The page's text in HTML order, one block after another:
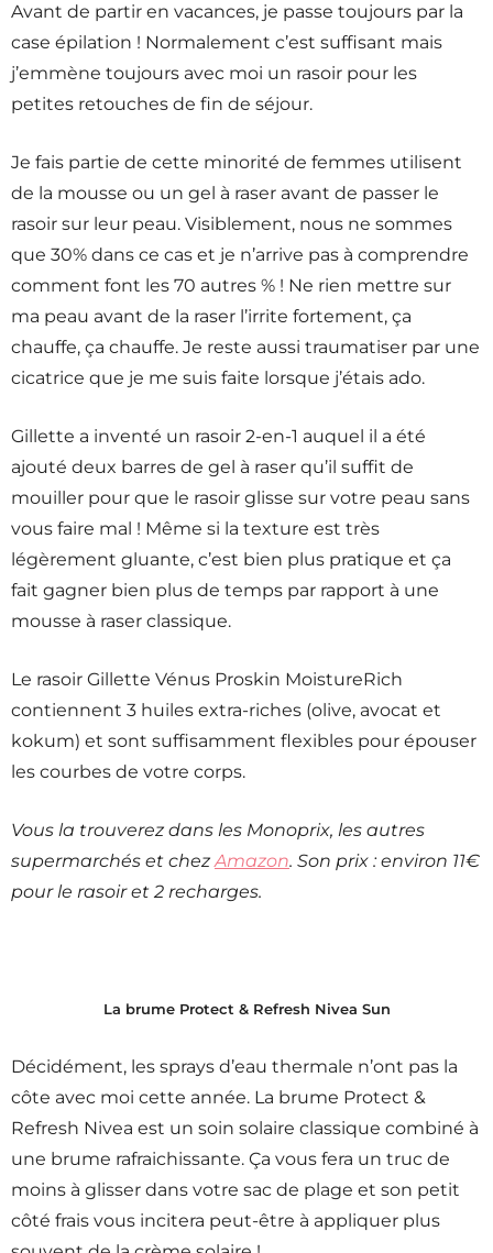
Avant de partir en vacances, je passe toujours par la
case épilation ! Normalement c’est suffisant mais
j’emmène toujours avec moi un rasoir pour les
petites retouches de fin de séjour.
Je fais partie de cette minorité de femmes utilisent
de la mousse ou un gel à raser avant de passer le
rasoir sur leur peau. Visiblement, nous ne sommes
que 30% dans ce cas et je n’arrive pas à comprendre
comment font les 70 autres % ! Ne rien mettre sur
ma peau avant de la raser l’irrite fortement, ça
chauffe, ça chauffe. Je reste aussi traumatiser par une
cicatrice que je me suis faite lorsque j’étais ado.
Gillette a inventé un rasoir 2-en-1 auquel il a été
ajouté deux barres de gel à raser qu’il suffit de
mouiller pour que le rasoir glisse sur votre peau sans
vous faire mal ! Même si la texture est très
légèrement gluante, c’est bien plus pratique et ça
fait gagner bien plus de temps par rapport à une
mousse à raser classique.
Le rasoir Gillette Vénus Proskin MoistureRich
contiennent 3 huiles extra-riches (olive, avocat et
kokum) et sont suffisamment flexibles pour épouser
les courbes de votre corps.
Vous la trouverez dans les Monoprix, les autres
supermarchés et chezAmazon. Son prix : environ 11€
pour le rasoir et 2 recharges.
La brume Protect & Refresh Nivea Sun
Décidément, les sprays d’eau thermale n’ont pas la
côte avec moi cette année. La brume Protect &
Refresh Nivea est un soin solaire classique combiné à
une brume rafraichissante. Ça vous fera un truc de
moins à glisser dans votre sac de plage et son petit
côté frais vous incitera peut-être à appliquer plus